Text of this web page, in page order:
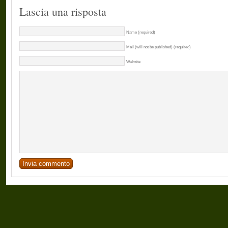
Lascia una risposta
Name (required)
Mail (will not be published) (required)
Website